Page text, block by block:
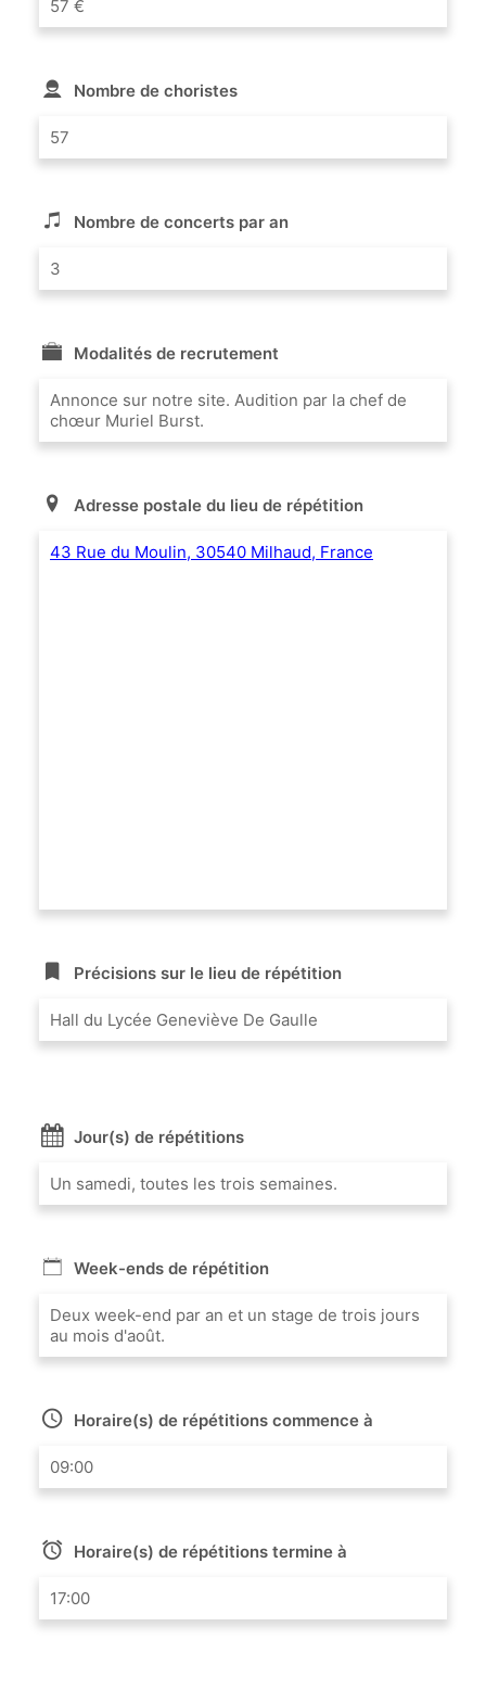
57 €
Nombre de choristes
57
Nombre de concerts par an
3
Modalités de recrutement
Annonce sur notre site. Audition par la chef de
chœur Muriel Burst.
Adresse postale du lieu de répétition
43 Rue du Moulin, 30540 Milhaud, France
Précisions sur le lieu de répétition
Hall du Lycée Geneviève De Gaulle
Jour(s) de répétitions
Un samedi, toutes les trois semaines.
Week-ends de répétition
Deux week-end par an et un stage de trois jours
au mois d'août.
Horaire(s) de répétitions commence à
09:00
Horaire(s) de répétitions termine à
17:00